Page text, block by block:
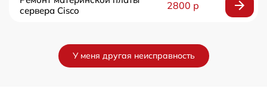
сервера Cisco
2800 р
У меня другая неисправность